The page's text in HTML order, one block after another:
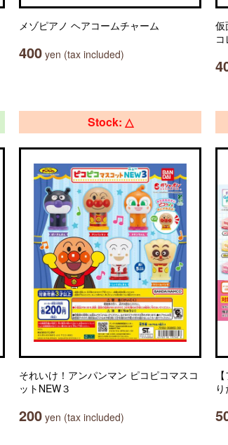
メゾピアノ ヘアコームチャーム
400 yen (tax included)
仮
Stock: △
それいけ！アンパンマン ピコピコマスコ
ットNEW３
200 yen (tax included)